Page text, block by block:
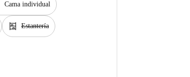
Cama individual
shelves Estantería